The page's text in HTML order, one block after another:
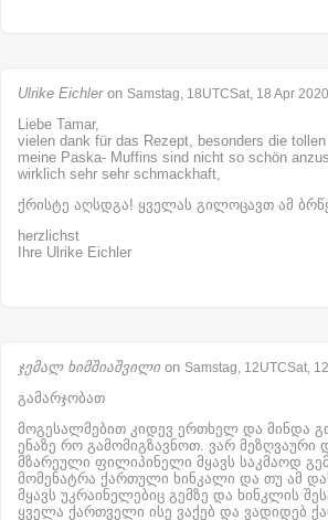
Ulrike Eichleron Samstag, 18UTCSat, 18 Apr
Liebe Tamar,
vielen dank für das Rezept, besonders die
meine Paska- Muffins sind nicht so schön
wirklich sehr sehr schmackhaft,
ქრისტე აღსდგა! ყველას გილოცავთ ამ
herzlichst
Ihre Ulrike Eichler
ჯემალ ხიმშიაშვილი on Samstag, 12UTCSat,
გამარჯობათ
მოგესალმებით კიდევ ერთხელ და მინდა
ენაზე რო გამომიგზავნოთ. ვარ მეზღვაური
მზარეული ფილიპინელი მყავს საკმაოდ
მომენატრა ქართული ხინკალი და თუ ამ
მყავს უკრაინელებიც გემზე და ხინკლის
ყველა ქართველი ისე ვაქებ და ვადიდებ